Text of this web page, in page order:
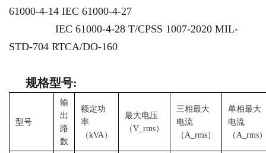
61000-4-14 IEC 61000-4-27
IEC 61000-4-28 T/CPSS 1007-2020 MIL-
STD-704 RTCA/DO-160
规格型号:
型号
输
出
路
数
额定功
率
（kVA）
最大电压
（V_rms）
三相最大
电流
（A_rms）
单相最大
电流
（A_rms